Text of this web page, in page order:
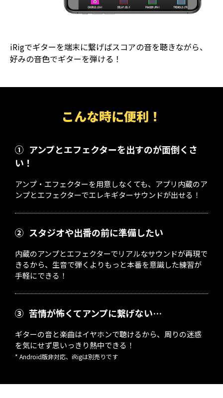
iRigでギターを端末に繋げばスコアの音を聴きながら、
好みの音色でギターを弾ける！
こんな時に便利！
① アンプとエフェクターを出すのが面倒くさ
い！
アンプ・エフェクターを用意しなくても、アプリ内蔵のア
ンプとエフェクターでエレキギターサウンドが出せる！
② スタジオや出番の前に準備したい
内蔵のアンプとエフェクターでリアルなサウンドが再現で
きるから、生音で弾くよりもっと本番を意識した練習が
手軽にできる！
③ 苦情が怖くてアンプに繋げない…
ギターの音と楽曲はイヤホンで聴けるから、周りの迷惑
を気にせず思いっきり熱中できる！
* Android版非対応、iRigは別売りです